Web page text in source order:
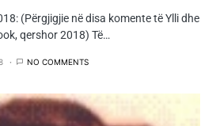
(Përgjigjie në disa komente të Ylli dhe
qershor 2018) Të…
NO COMMENTS